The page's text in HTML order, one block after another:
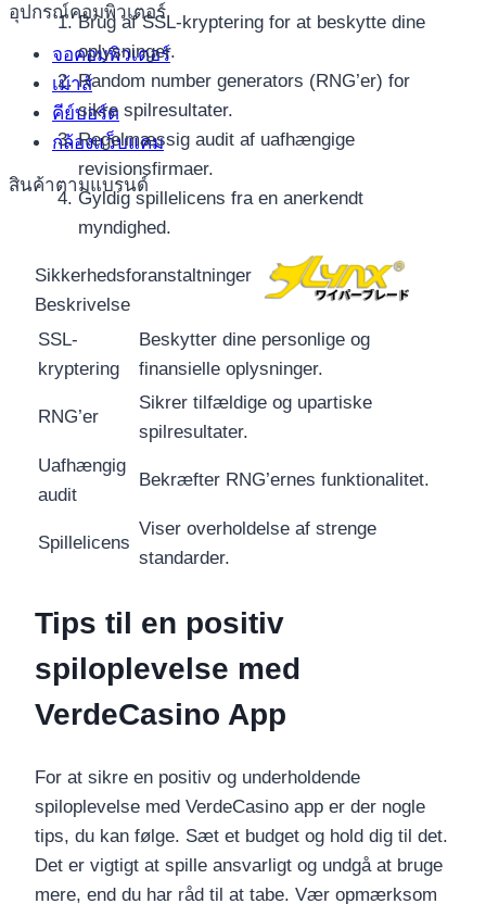
อุปกรณ์คอมพิวเตอร์
จอคอมพิวเตอร์
เม้าส์
คีย์บอร์ด
กล้องแว็บแคม
สินค้าตามแบรนด์
Brug af SSL-kryptering for at beskytte dine
oplysninger.
Random number generators (RNG’er) for
sikre spilresultater.
Regelmæssig audit af uafhængige
revisionsfirmaer.
Gyldig spillelicens fra en anerkendt
myndighed.
Sikkerhedsforanstaltninger
Beskrivelse
SSL-
kryptering
Beskytter dine personlige og
finansielle oplysninger.
RNG’er
Sikrer tilfældige og upartiske
spilresultater.
Uafhængig
audit
Bekræfter RNG’ernes funktionalitet.
Spillelicens
Viser overholdelse af strenge
standarder.
Tips til en positiv
spiloplevelse med
VerdeCasino App
For at sikre en positiv og underholdende
spiloplevelse med VerdeCasino app er der nogle
tips, du kan følge. Sæt et budget og hold dig til det.
Det er vigtigt at spille ansvarligt og undgå at bruge
mere, end du har råd til at tabe. Vær opmærksom